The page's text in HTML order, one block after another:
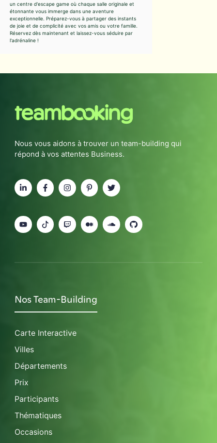
un centre d'escape game où chaque salle originale et
étonnante vous immerge dans une aventure
exceptionnelle. Préparez-vous à partager des instants
de joie et de complicité avec vos amis ou votre famille.
Réservez dès maintenant et laissez-vous séduire par
l'adrénaline !
Nous vous aidons à trouver un team-building qui
répond à vos attentes Business.
Nos Team-Building
Carte Interactive
Villes
Départements
Prix
Participants
Thématiques
Occasions